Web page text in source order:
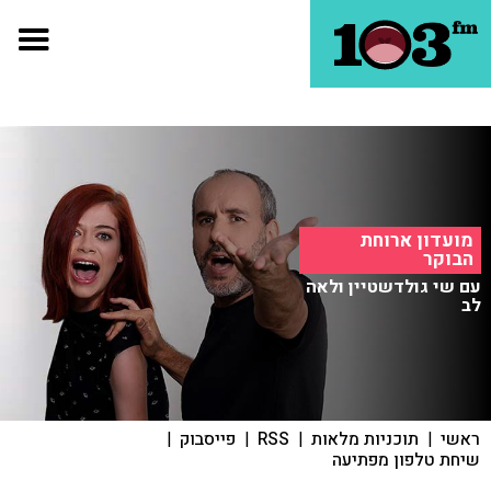
מועדון ארוחת
הבוקר
עם שי גולדשטיין ולאה
לב
ראשי | תוכניות מלאות |
RSS
| פייסבוק |
שיחת טלפון מפתיעה